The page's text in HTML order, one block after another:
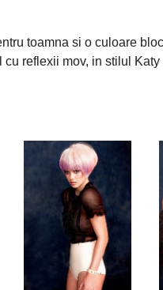
toamna si o culoare
reflexii mov, in stilul Katy